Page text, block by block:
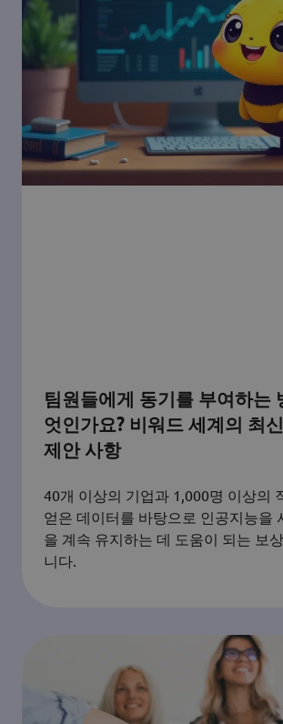
팀원들에게 동기를 부여하는
엇인가요? 비워드 세계의 최
제안 사항
40개 이상의 기업과 1,000명 이상의
얻은 데이터를 바탕으로 인공지능을
을 계속 유지하는 데 도움이 되는 보
니다.